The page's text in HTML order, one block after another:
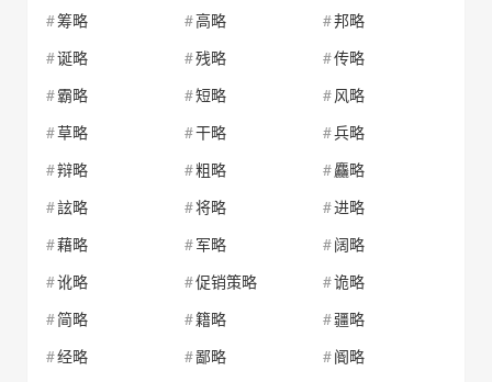
筹略 高略
邦略
诞略
残略
传略
霸略
短略
风略
草略
干略
兵略
辩略
粗略
麤略
詃略
将略
进略
藉略
军略
阔略
讹略
促销策略
诡略
简略
籍略
疆略
经略
鄙略 阍略